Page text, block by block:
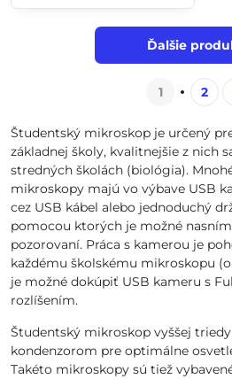
Ďalšie
1 2
Študentský mikroskop je určený
základnej školy, kvalitnejšie z nich
stredných školách (biológia).
mikroskopy majú vo výbave USB
cez USB kábel alebo jednoduchý
pomocou ktorých je možné
pozorovaní. Práca s kamerou je
každému školskému mikroskopu
je možné dokúpiť USB kameru s
rozlíšením.
Študentský mikroskop vyššej
kondenzorom pre optimálne
Takéto mikroskopy sú tiež